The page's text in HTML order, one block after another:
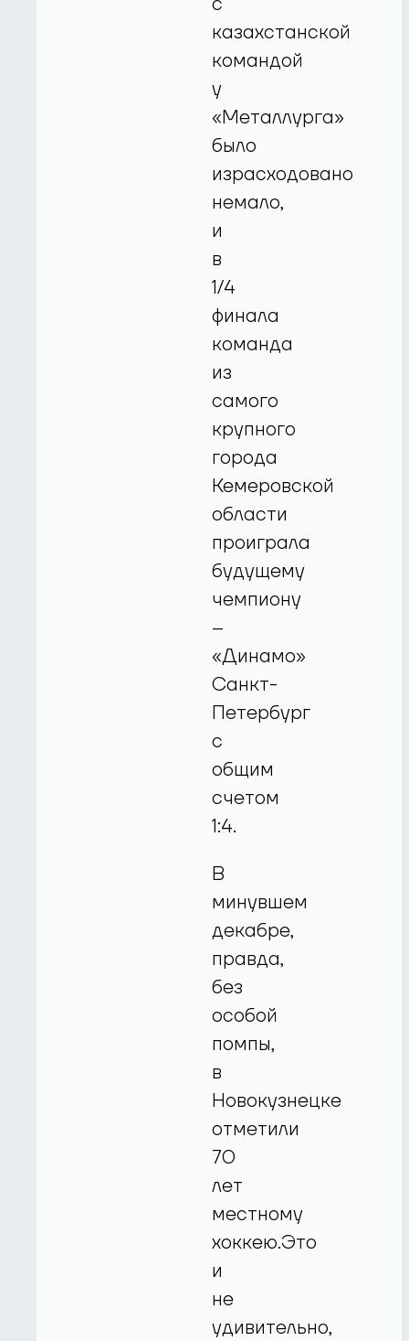
казахстанской
командой
у
«Металлурга»
было
израсходовано
немало,
и
в
1/4
финала
команда
из
самого
крупного
города
Кемеровской
области
проиграла
будущему
чемпиону
–
«Динамо»
Санкт-
Петербург
с
общим
счетом
1:4.
В
минувшем
декабре,
правда,
без
особой
помпы,
в
Новокузнецке
отметили
70
лет
местному
хоккею.Это
и
не
удивительно,